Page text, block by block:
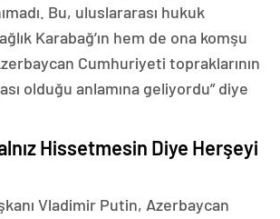
Bu, uluslararası hukuk
Karabağ’ın hem de ona komşu
Cumhuriyeti topraklarının
olduğu anlamına geliyordu” diye
Hissetmesin Diye Herşeyi
Vladimir Putin, Azerbaycan